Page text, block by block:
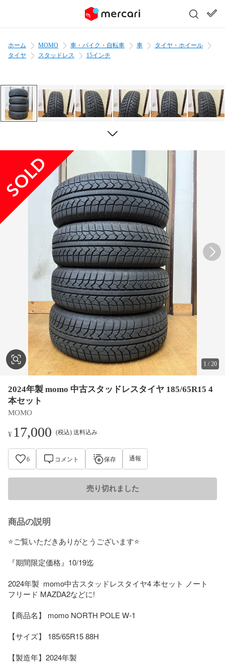
ホーム MOMO 車・バイク・自転車 車
タイヤ・ホイール
タイヤ
スタッドレス 15インチ
1 /20
2024年製 momo 中古スタッドレスタイヤ 185/65R15 4
本セット
MOMO
¥ 17,000 (税込) 送料込み
6 コメント 保存 通報
売り切れました
商品の説明
⭐️ご覧いただきありがとうございます⭐️
『期間限定価格』10/19迄
2024年製  momo中古スタッドレスタイヤ4 本セット ノート
フリード MAZDA2などに!
【商品名】 momo NORTH POLE W-1
【サイズ】 185/65R15 88H
【製造年】2024年製